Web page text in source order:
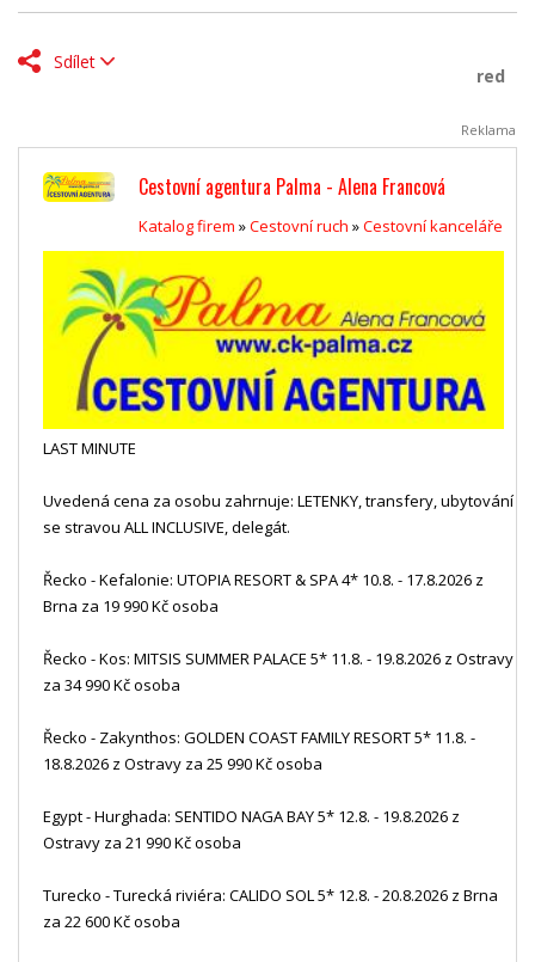
Sdílet
red
Reklama
Cestovní agentura Palma - Alena Francová
Katalog firem »Cestovní ruch »Cestovní kanceláře
LAST MINUTE
Uvedená cena za osobu zahrnuje: LETENKY, transfery, ubytování
se stravou ALL INCLUSIVE, delegát.
Řecko - Kefalonie: UTOPIA RESORT & SPA 4* 10.8. - 17.8.2026 z
Brna za 19 990 Kč osoba
Řecko - Kos: MITSIS SUMMER PALACE 5* 11.8. - 19.8.2026 z Ostravy
za 34 990 Kč osoba
Řecko - Zakynthos: GOLDEN COAST FAMILY RESORT 5* 11.8. -
18.8.2026 z Ostravy za 25 990 Kč osoba
Egypt - Hurghada: SENTIDO NAGA BAY 5* 12.8. - 19.8.2026 z
Ostravy za 21 990 Kč osoba
Turecko - Turecká riviéra: CALIDO SOL 5* 12.8. - 20.8.2026 z Brna
za 22 600 Kč osoba